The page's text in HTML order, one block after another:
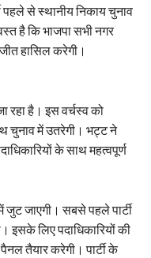
पहले से स्थानीय निकाय चुनाव
है कि भाजपा सभी नगर
हासिल करेगी।
रहा है। इस वर्चस्व को
चुनाव में उतरेगी। भट्ट ने
के साथ महत्वपूर्ण
जुट जाएगी। सबसे पहले पार्टी
इसके लिए पदाधिकारियों की
तैयार करेगी। पार्टी के